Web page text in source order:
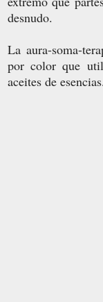
desnudo.
La aura-soma-
por color que
aceites de esencias.